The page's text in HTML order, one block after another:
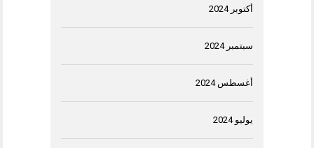
أكتوبر 2024
سبتمبر 2024
أغسطس 2024
يوليو 2024